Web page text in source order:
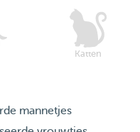
Katten
mannetjes